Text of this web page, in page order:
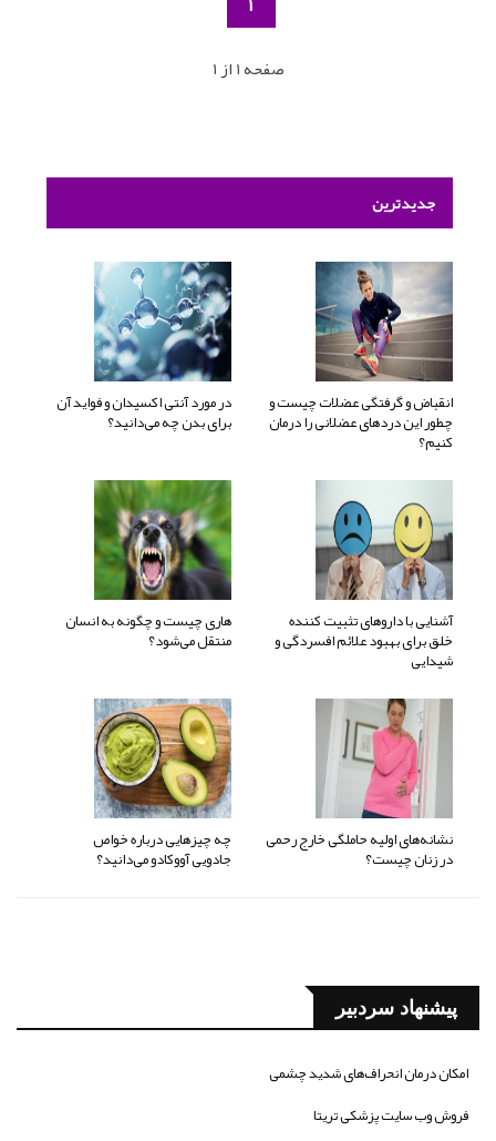
صفحه 1 از 1
جدیدترین
انقباض و گرفتگی عضلات چیست و
چطور این دردهای عضلانی را درمان
کنیم؟
در مورد آنتی اکسیدان و فواید آن
برای بدن چه می‌دانید؟
آشنایی با داروهای تثبیت کننده
خلق برای بهبود علائم افسردگی و
شیدایی
هاری چیست و چگونه به انسان
منتقل می‌شود؟
نشانه‌های اولیه حاملگی خارج رحمی
در زنان چیست؟
چه چیزهایی درباره خواص
جادویی آووکادو می‌دانید؟
پیشنهاد سردبیر
امکان درمان انحراف‌های شدید چشمی
فروش وب سایت پزشکی تریتا